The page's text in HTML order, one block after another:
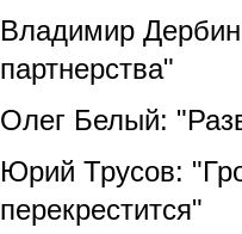
Владимир
партнерства"
Олег Белый:
Юрий Трусов:
перекрестится"